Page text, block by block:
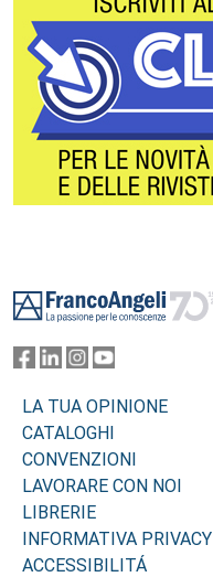
LA TUA OPINIONE
CATALOGHI
CONVENZIONI
LAVORARE CON NOI
LIBRERIE
INFORMATIVA PRIVACY
ACCESSIBILITÁ